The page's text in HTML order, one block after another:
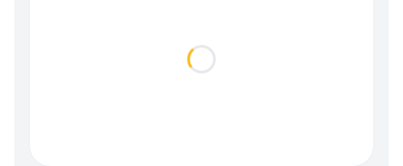
Loading...